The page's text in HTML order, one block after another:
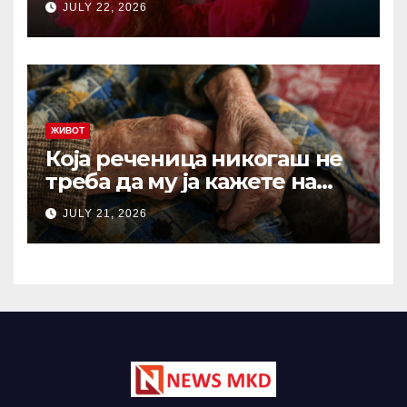
жалиме на животот: И по
1.000 години ова сè уште е
еден од најдобрите совети
JULY 22, 2026
ЖИВОТ
Која реченица никогаш не
треба да му ја кажете на
вашиот остарен родител?
Зборови што отвораат рани
кои никогаш не
JULY 21, 2026